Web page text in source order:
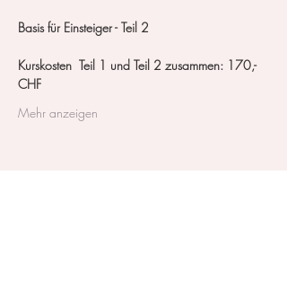
Basis für Einsteiger - Teil 2
Kurskosten  Teil 1 und Teil 2 zusammen: 170,-
CHF
Mehr anzeigen